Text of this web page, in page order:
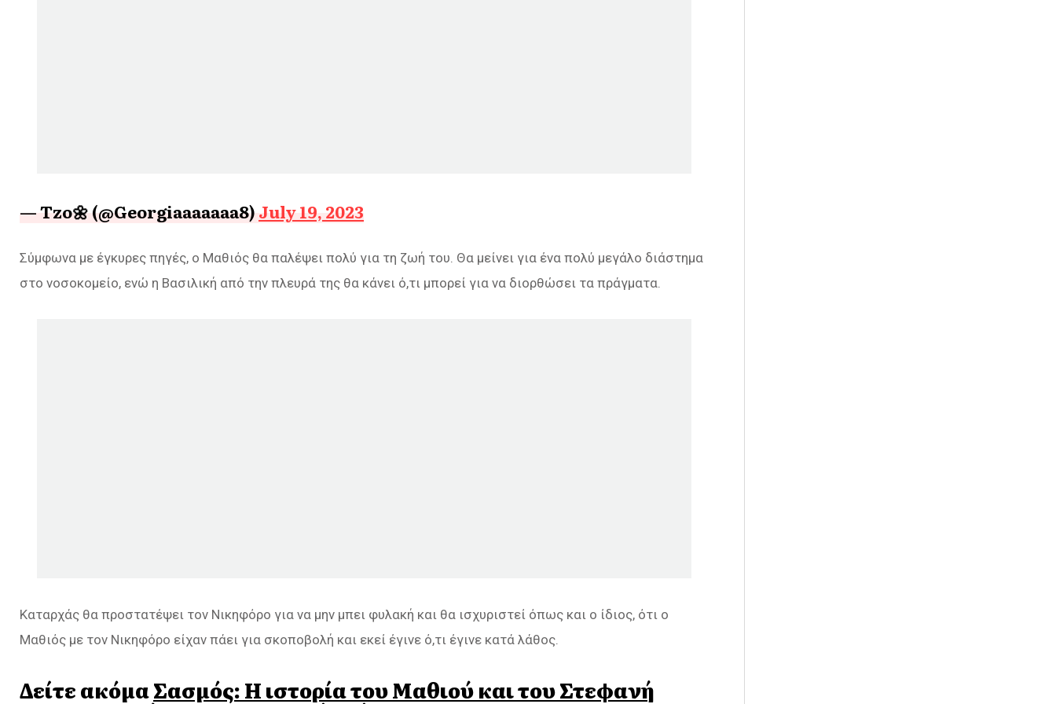
— Tzo🌼 (@Georgiaaaaaaa8)July 19, 2023
Σύμφωνα με έγκυρες πηγές, ο Μαθιός θα παλέψει πολύ για τη ζωή του. Θα μείνει για ένα πολύ μεγάλο διάστημα
στο νοσοκομείο, ενώ η Βασιλική από την πλευρά της θα κάνει ό,τι μπορεί για να διορθώσει τα πράγματα.
Καταρχάς θα προστατέψει τον Νικηφόρο για να μην μπει φυλακή και θα ισχυριστεί όπως και ο ίδιος, ότι ο
Μαθιός με τον Νικηφόρο είχαν πάει για σκοποβολή και εκεί έγινε ό,τι έγινε κατά λάθος.
Δείτε ακόμαΣασμός: Η ιστορία του Μαθιού και του Στεφανή